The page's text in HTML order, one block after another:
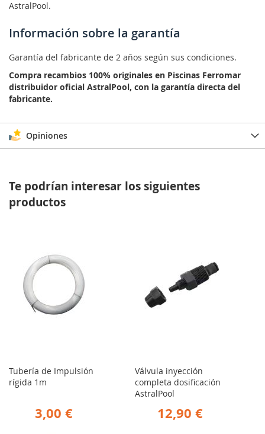
AstralPool.
Información sobre la garantía
Garantía del fabricante de 2 años según sus condiciones.
Compra recambios 100% originales en Piscinas Ferromar
distribuidor oficial AstralPool, con la garantía directa del
fabricante.
Opiniones
Te podrían interesar los siguientes
productos
Tubería de Impulsión
rígida 1m
3,00 €
Válvula inyección
completa dosificación
AstralPool
12,90 €